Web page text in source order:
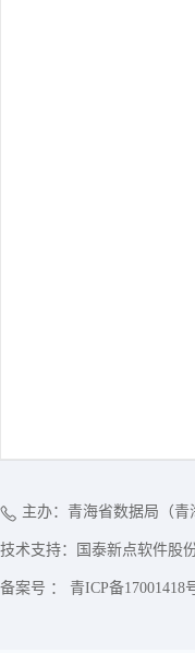
主办：青海省数据局（青
技术支持：国泰新点软件股
备案号 ： 青ICP备17001418